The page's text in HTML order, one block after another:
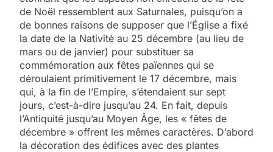
de Noël ressemblent aux Saturnales, puisqu’on a
de bonnes raisons de supposer que l’Église a fixé
la date de la Nativité au 25 décembre (au lieu de
mars ou de janvier) pour substituer sa
commémoration aux fêtes païennes qui se
déroulaient primitivement le 17 décembre, mais
qui, à la fin de l’Empire, s’étendaient sur sept
jours, c’est-à-dire jusqu’au 24. En fait, depuis
l’Antiquité jusqu’au Moyen Âge, les « fêtes de
décembre » offrent les mêmes caractères. D’abord
la décoration des édifices avec des plantes